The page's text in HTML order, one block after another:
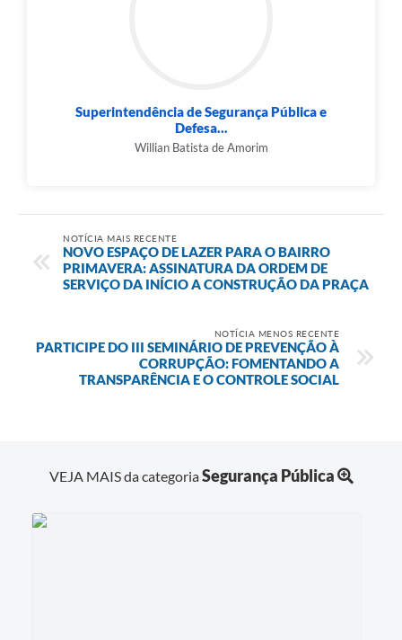
Superintendência de Segurança Pública e
Defesa...
Willian Batista de Amorim
NOTÍCIA MAIS RECENTE
NOVO ESPAÇO DE LAZER PARA O BAIRRO
PRIMAVERA: ASSINATURA DA ORDEM DE
SERVIÇO DA INÍCIO A CONSTRUÇÃO DA PRAÇA
NOTÍCIA MENOS RECENTE
PARTICIPE DO III SEMINÁRIO DE PREVENÇÃO À
CORRUPÇÃO: FOMENTANDO A
TRANSPARÊNCIA E O CONTROLE SOCIAL
VEJA MAIS da categoriaSegurança Pública